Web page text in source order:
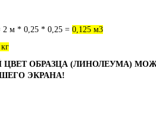
м * 0,25 * 0,25 = 0,125 м3
ОБРАЗЦА (ЛИНОЛЕУМА)
ЭКРАНА!